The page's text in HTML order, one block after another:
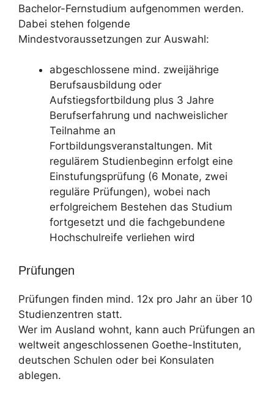
Bachelor-Fernstudium aufgenommen werden.
Dabei stehen folgende
Mindestvoraussetzungen zur Auswahl:
abgeschlossene mind. zweijährige
Berufsausbildung oder
Aufstiegsfortbildung plus 3 Jahre
Berufserfahrung und nachweislicher
Teilnahme an
Fortbildungsveranstaltungen. Mit
regulärem Studienbeginn erfolgt eine
Einstufungsprüfung (6 Monate, zwei
reguläre Prüfungen), wobei nach
erfolgreichem Bestehen das Studium
fortgesetzt und die fachgebundene
Hochschulreife verliehen wird
Prüfungen
Prüfungen finden mind. 12x pro Jahr an über 10
Studienzentren statt.
Wer im Ausland wohnt, kann auch Prüfungen an
weltweit angeschlossenen Goethe-Instituten,
deutschen Schulen oder bei Konsulaten
ablegen.